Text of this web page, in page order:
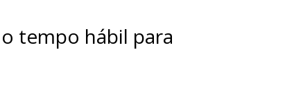
tempo hábil para